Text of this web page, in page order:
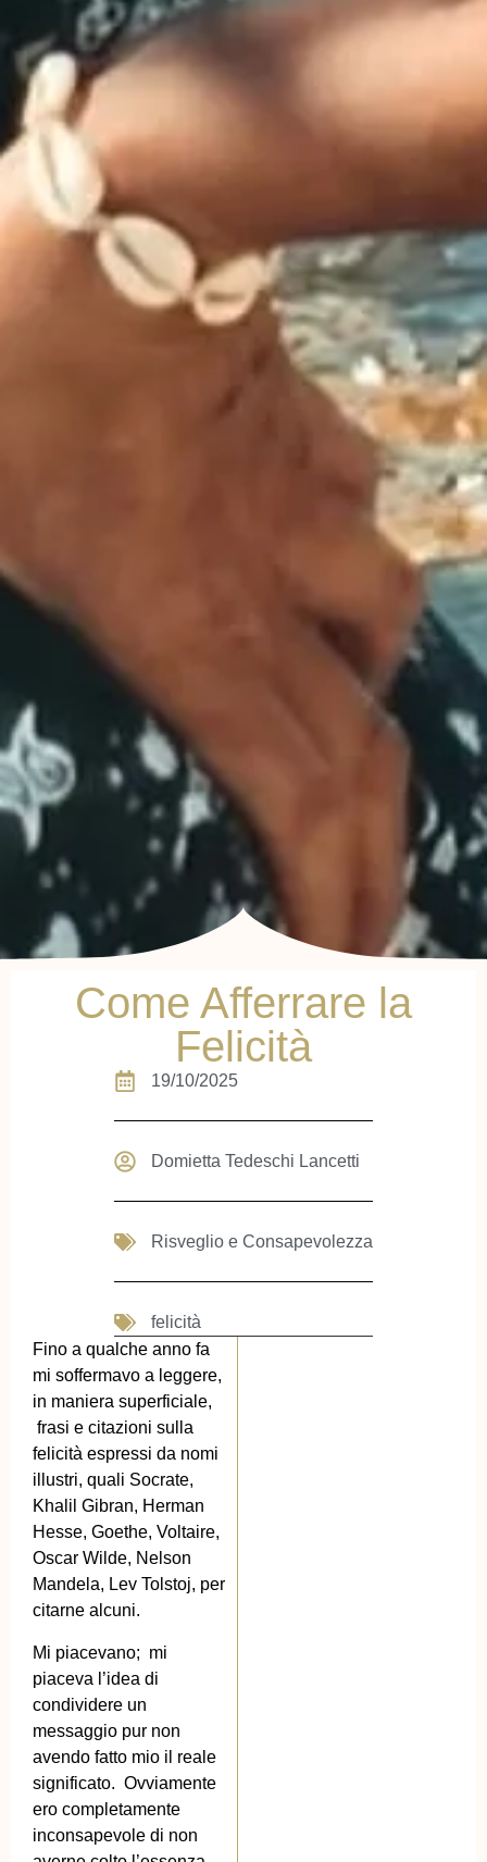
Come Afferrare la
Felicità
19/10/2025
Domietta Tedeschi Lancetti
Risveglio e Consapevolezza
felicità
Fino a qualche anno fa
mi soffermavo a leggere,
in maniera superficiale,
frasi e citazioni sulla
felicità espressi da nomi
illustri, quali Socrate,
Khalil Gibran, Herman
Hesse, Goethe, Voltaire,
Oscar Wilde, Nelson
Mandela, Lev Tolstoj, per
citarne alcuni.
Mi piacevano; mi
piaceva l’idea di
condividere un
messaggio pur non
avendo fatto mio il reale
significato. Ovviamente
ero completamente
inconsapevole di non